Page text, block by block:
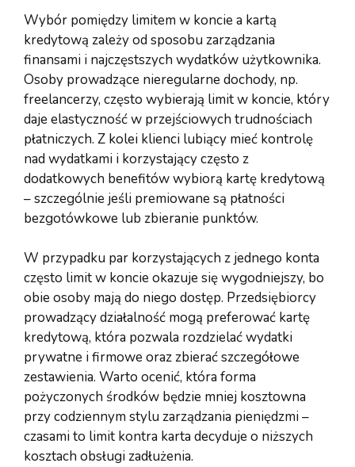
Wybór pomiędzy limitem w koncie a kartą
kredytową zależy od sposobu zarządzania
finansami i najczęstszych wydatków użytkownika.
Osoby prowadzące nieregularne dochody, np.
freelancerzy, często wybierają limit w koncie, który
daje elastyczność w przejściowych trudnościach
płatniczych. Z kolei klienci lubiący mieć kontrolę
nad wydatkami i korzystający często z
dodatkowych benefitów wybiorą kartę kredytową
– szczególnie jeśli premiowane są płatności
bezgotówkowe lub zbieranie punktów.
W przypadku par korzystających z jednego konta
często limit w koncie okazuje się wygodniejszy, bo
obie osoby mają do niego dostęp. Przedsiębiorcy
prowadzący działalność mogą preferować kartę
kredytową, która pozwala rozdzielać wydatki
prywatne i firmowe oraz zbierać szczegółowe
zestawienia. Warto ocenić, która forma
pożyczonych środków będzie mniej kosztowna
przy codziennym stylu zarządzania pieniędzmi –
czasami to limit kontra karta decyduje o niższych
kosztach obsługi zadłużenia.